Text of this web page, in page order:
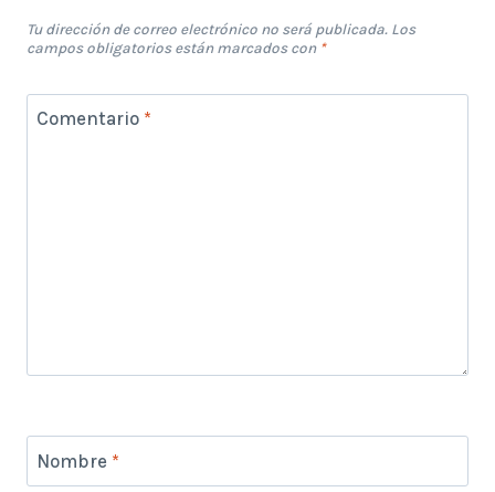
Tu dirección de correo electrónico no será publicada. Los
campos obligatorios están marcados con *
Comentario *
Nombre *